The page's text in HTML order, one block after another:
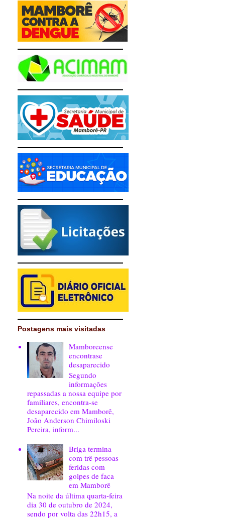
Postagens mais visitadas
Mamboreense
encontrase
desaparecido
Segundo
informações
repassadas a nossa equipe por
familiares, encontra-se
desaparecido em Mamborê,
João Anderson Chimiloski
Pereira, inform...
Briga termina
com trê pessoas
feridas com
golpes de faca
em Mamborê
Na noite da última quarta-feira
dia 30 de outubro de 2024,
sendo por volta das 22h15, a